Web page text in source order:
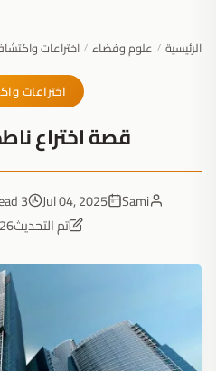
الرئيسية / علوم وفضاء / اختراعات
اختراعات
قصة اختراع
Sami
Jul 04, 2025
3 min read
تم التحديث